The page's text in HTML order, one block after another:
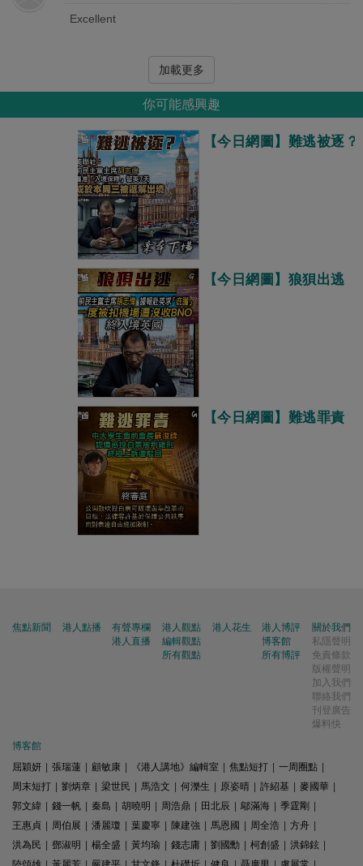
Excellent
加載更多
你可能感興趣
【今日網圖】難逃被逐？
【今日網圖】狼狽出逃
【今日網圖】難逃罪責
焦點新聞 港人點播
有聲專欄
港人直播
港人觀點
編輯觀點
所有觀點
港人花生
港人博評
博客館
所有博評
關於我們
私隱聲明
免責條款
版權聲明
加入我們
聯絡我們
刊登廣告
爆料快
博客館
屈穎妍 | 張瑞蓮 | 顧敏康 | 《港人講地》編輯室 | 焦點短打 | 一周圈點 |
周末短打 | 劉炳章 | 梁世民 | 馬浩文 | 何濼生 | 原姿晴 | 許紹基 | 麥國華 |
郭文緯 | 錢一帆 | 秦島 | 胡曉明 | 周浩鼎 | 田北辰 | 鄔滿海 | 季霆剛 |
王惠貞 | 周伯展 | 潘麗瓊 | 葉慶寧 | 陳建強 | 馬恩國 | 周全浩 | 方舟 |
洪為民 | 鄧淑明 | 楊全盛 | 黃均瑜 | 錢志庸 | 劉國勳 | 柯創盛 | 洪錦鉉 |